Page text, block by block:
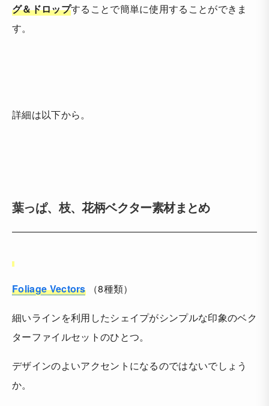
グ＆ドロップすることで簡単に使用することができま
す。
詳細は以下から。
葉っぱ、枝、花柄ベクター素材まとめ
Foliage Vectors（8種類）
細いラインを利用したシェイプがシンプルな印象のベク
ターファイルセットのひとつ。
デザインのよいアクセントになるのではないでしょう
か。